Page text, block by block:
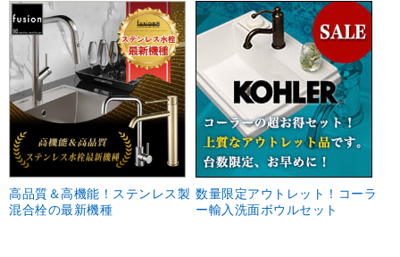
高品質＆高機能！ステンレス製
混合栓の最新機種
数量限定アウトレット！コーラ
ー輸入洗面ボウルセット